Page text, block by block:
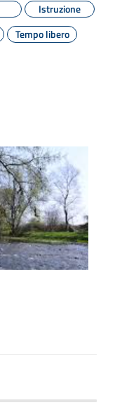
Istruzione
Tempo libero